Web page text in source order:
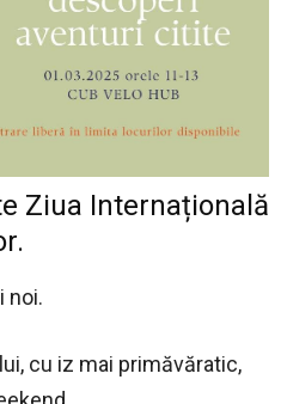
Ziua Internațională
noi.
cu iz mai primăvăratic,